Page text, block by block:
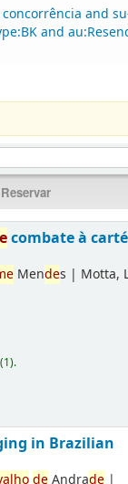
and
and
combate à
Mendes | Motta,
(1).
in Brazilian